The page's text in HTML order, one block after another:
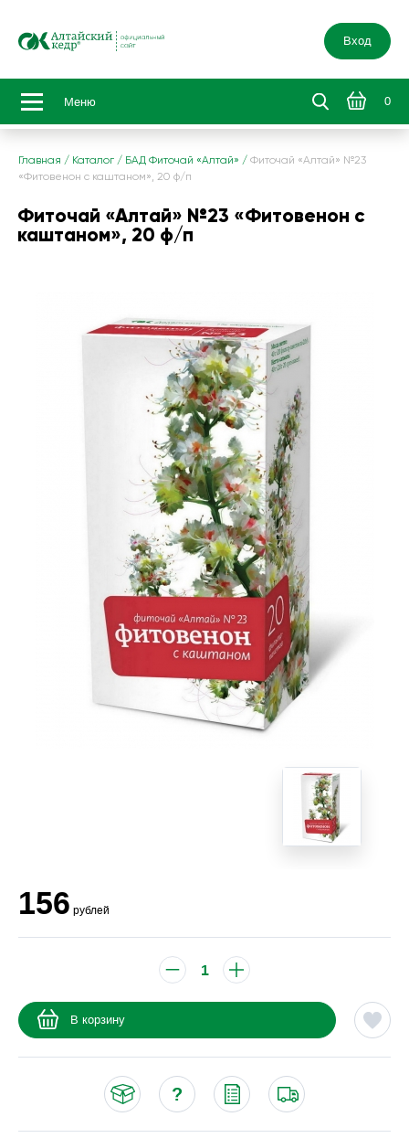
Вход
Меню 0
Главная / Каталог / БАД Фиточай «Алтай» / Фиточай «Алтай» №23
«Фитовенон с каштаном», 20 ф/п
Фиточай «Алтай» №23 «Фитовенон с
каштаном», 20 ф/п
156 рублей
В корзину